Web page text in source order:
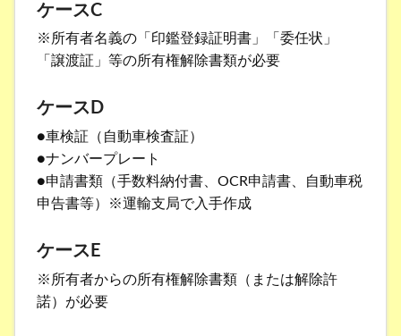
ケースC
※所有者名義の「印鑑登録証明書」「委任状」
「譲渡証」等の所有権解除書類が必要
ケースD
●車検証（自動車検査証）
●ナンバープレート
●申請書類（手数料納付書、OCR申請書、自動車税
申告書等）※運輸支局で入手作成
ケースE
※所有者からの所有権解除書類（または解除許
諾）が必要